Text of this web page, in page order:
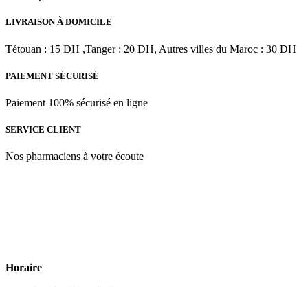
75g
LIVRAISON À DOMICILE
Tétouan : 15 DH ,Tanger : 20 DH, Autres villes du Maroc : 30 DH
PAIEMENT SÉCURISÉ
Paiement 100% sécurisé en ligne
SERVICE CLIENT
Nos pharmaciens à votre écoute
Horaire